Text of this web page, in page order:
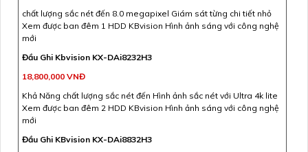
chất lượng sắc nét đến 8.0 megapixel Giám sát từng chi tiết nhỏ
Xem được ban đêm 1 HDD KBvision Hình ảnh sáng với công nghệ
mới
Đầu Ghi Kbvision KX-DAi8232H3
18,800,000 VNĐ
Khả Năng chất lượng sắc nét đến Hình ảnh sắc nét với Ultra 4k lite
Xem được ban đêm 2 HDD KBvision Hình ảnh sáng với công nghệ
mới
Đầu Ghi KBvision KX-DAi8832H3